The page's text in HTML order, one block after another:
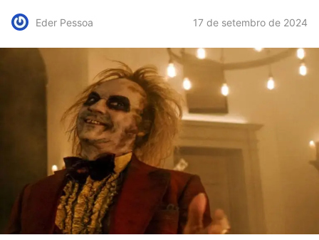
Eder Pessoa 17 de setembro de 2024